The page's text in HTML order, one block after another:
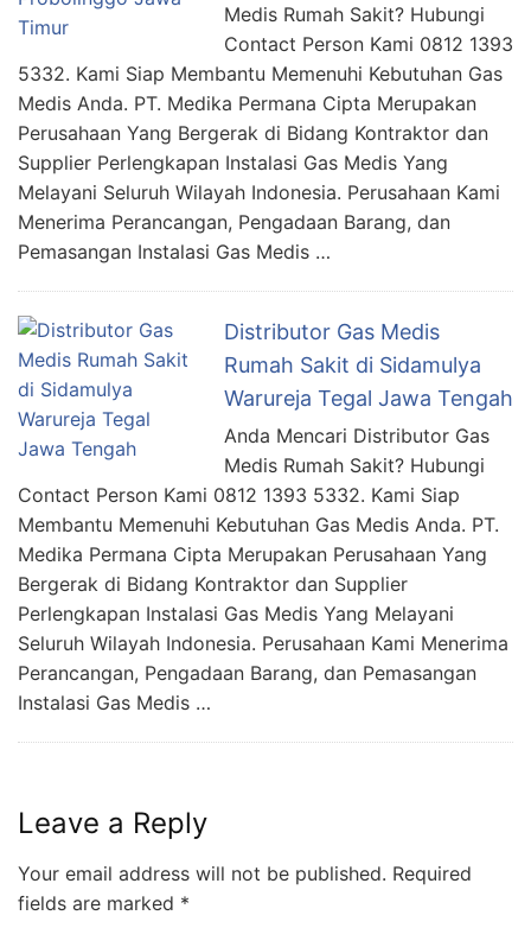
Medis Rumah Sakit? Hubungi
Contact Person Kami 0812 1393
5332. Kami Siap Membantu Memenuhi Kebutuhan Gas
Medis Anda. PT. Medika Permana Cipta Merupakan
Perusahaan Yang Bergerak di Bidang Kontraktor dan
Supplier Perlengkapan Instalasi Gas Medis Yang
Melayani Seluruh Wilayah Indonesia. Perusahaan Kami
Menerima Perancangan, Pengadaan Barang, dan
Pemasangan Instalasi Gas Medis …
Distributor Gas Medis
Rumah Sakit di Sidamulya
Warureja Tegal Jawa Tengah
Anda Mencari Distributor Gas
Medis Rumah Sakit? Hubungi
Contact Person Kami 0812 1393 5332. Kami Siap
Membantu Memenuhi Kebutuhan Gas Medis Anda. PT.
Medika Permana Cipta Merupakan Perusahaan Yang
Bergerak di Bidang Kontraktor dan Supplier
Perlengkapan Instalasi Gas Medis Yang Melayani
Seluruh Wilayah Indonesia. Perusahaan Kami Menerima
Perancangan, Pengadaan Barang, dan Pemasangan
Instalasi Gas Medis …
Leave a Reply
Your email address will not be published. Required
fields are marked *